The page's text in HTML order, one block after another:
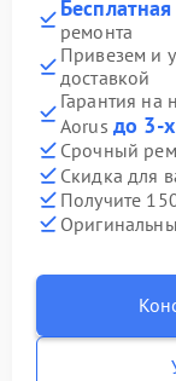
ремонта
Привезем и
доставкой
Гарантия
Aorus до 3-
Срочный
Скидка для
Получите